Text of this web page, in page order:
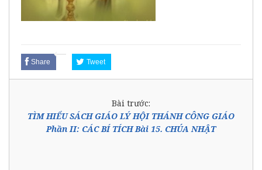
Share Tweet
Bài trước:
TÌM HIỂU SÁCH GIÁO LÝ HỘI THÁNH CÔNG GIÁO
Phần II: CÁC BÍ TÍCH Bài 15. CHÚA NHẬT